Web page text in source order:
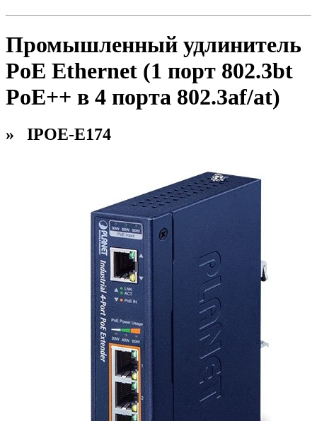
Промышленный удлинитель
PoE Ethernet (1 порт 802.3bt
PoE++ в 4 порта 802.3af/at)
» IPOE-E174